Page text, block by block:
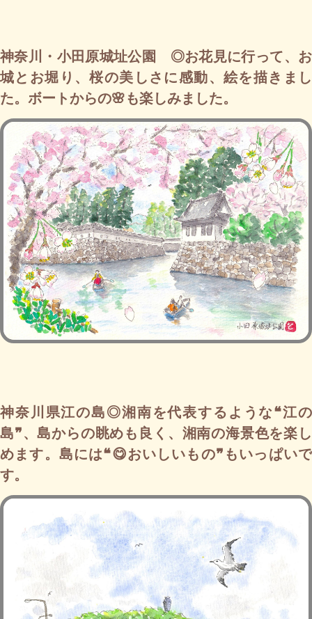
神奈川・小田原城址公園 ◎お花見に行って、お
城とお堀り、桜の美しさに感動、絵を描きまし
た。ボートからの🌸も楽しみました。
神奈川県江の島◎湘南を代表するような❝江の
島❞、島からの眺めも良く、湘南の海景色を楽し
めます。島には❝😋おいしいもの❞もいっぱいで
す。